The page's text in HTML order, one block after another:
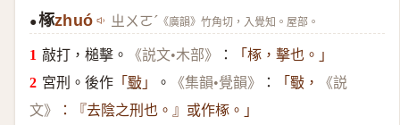
●椓zhuó ㄓㄨㄛˊ 《廣韻》竹角切，入覺知。屋部。
敲打，槌擊。 《説文•木部》 ： 「椓，擊也。」
宮刑。後作「 斀」 。 《集韻•覺韻》 ： 「斀，
《説
文》
：『去陰之刑也。』或作椓。」